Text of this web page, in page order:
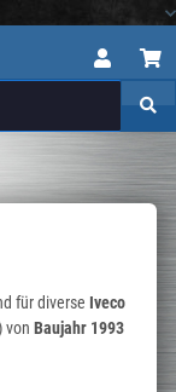
für diverse Iveco
von Baujahr 1993